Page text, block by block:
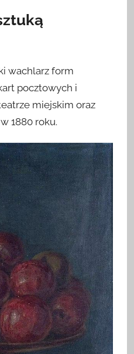
wachlarz form
pocztowych i
miejskim oraz
1880 roku.